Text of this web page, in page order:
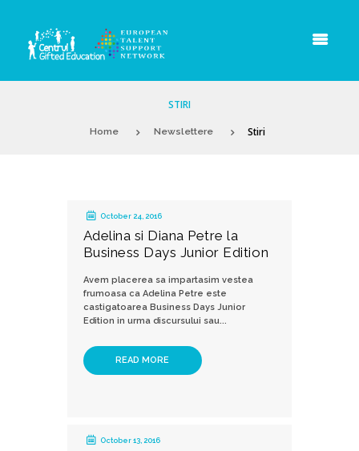
STIRI
Home Newslettere Stiri
October 24, 2016
Adelina si Diana Petre la
Business Days Junior Edition
Avem placerea sa impartasim vestea
frumoasa ca Adelina Petre este
castigatoarea Business Days Junior
Edition in urma discursului sau...
READ MORE
October 13, 2016